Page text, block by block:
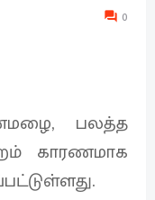
0
பலத்த
காரணமாக